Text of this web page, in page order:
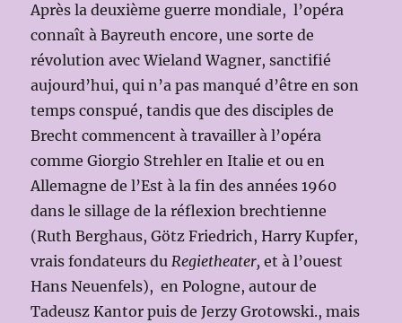
Après la deuxième guerre mondiale, l’opéra
connaît à Bayreuth encore, une sorte de
révolution avec Wieland Wagner, sanctifié
aujourd’hui, qui n’a pas manqué d’être en son
temps conspué, tandis que des disciples de
Brecht commencent à travailler à l’opéra
comme Giorgio Strehler en Italie et ou en
Allemagne de l’Est à la fin des années 1960
dans le sillage de la réflexion brechtienne
(Ruth Berghaus, Götz Friedrich, Harry Kupfer,
vrais fondateurs du Regietheater,et à l’ouest
Hans Neuenfels), en Pologne, autour de
Tadeusz Kantor puis de Jerzy Grotowski., mais